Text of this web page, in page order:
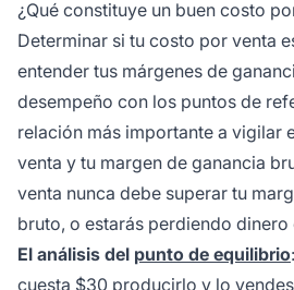
¿Qué constituye un buen costo
Determinar si tu costo por venta
entender tus márgenes de
desempeño con los puntos de
relación más importante a vigilar
venta y tu margen de ganancia
venta nunca debe superar tu
bruto, o estarás perdiendo dinero
El análisis del punto de equilibrio
cuesta $30 producirlo y lo